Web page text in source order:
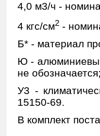
4,0 м3/ч -
4 кгс/см2 -
Б* - материал
Ю -
не
У3 -
15150-69.
В комплект